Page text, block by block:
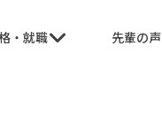
・就職 先輩の声